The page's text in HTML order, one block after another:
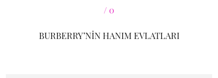
BURBERRY’NİN HANIM EVLATLARI